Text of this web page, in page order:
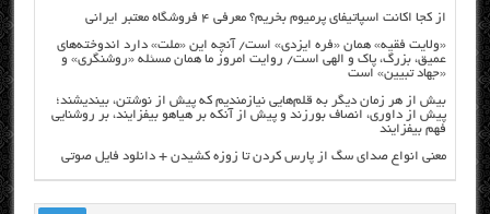
از کجا اکانت اسپاتیفای پرمیوم بخریم؟ معرفی ۴ فروشگاه معتبر ایرانی
«ولایت فقیه» همان «فره ایزدی» است/ آنچه این «ملت» دارد اندوخته‌های
عمیق، بزرگ، پاک و الهی است/ روایت امروز ما همان مسئله «روشنگری» و
«جهاد تبیین» است
بیش از هر زمان دیگر به قلم‌هایی نیازمندیم که پیش از نوشتن، بیندیشند؛
پیش از داوری، انصاف بورزند و پیش از آنکه بر هیاهو بیفزایند، بر روشنایی
فهم بیفزایند
معنی انواع صدای سگ از پارس کردن تا زوزه کشیدن + دانلود فایل صوتی